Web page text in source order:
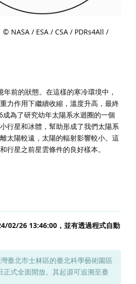
NASA / ESA / CSA / PDRs4All /
前的狀態。在這樣的寒冷環境中，
力作用下繼續收縮，溫度升高，最終
為了研究幼年太陽系水迴圈的一個
行星和冰體，幫助形成了我們太陽系
太陽較遠，太陽的輻射影響較小。這
星之前星雲條件的良好樣本。
02/26 13:46:00，並有透過程式自動
臺北市士林區的臺北科學藝術園區
式全面開放。其起源可追溯至臺